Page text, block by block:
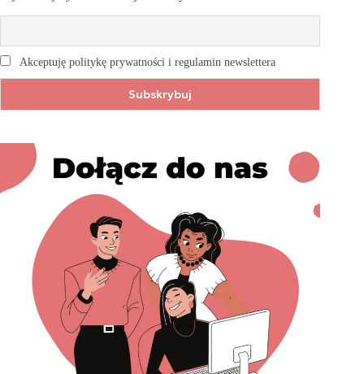
Akceptuję politykę prywatności i regulamin newslettera